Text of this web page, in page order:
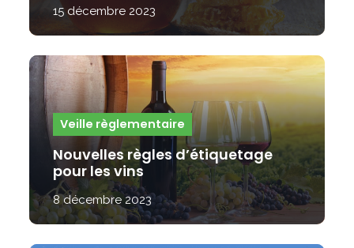
15 décembre 2023
Veille règlementaire
Nouvelles règles d’étiquetage
pour les vins
8 décembre 2023